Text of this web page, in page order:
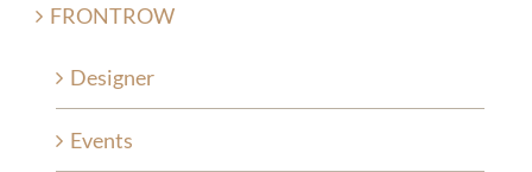
FRONTROW
Designer
Events